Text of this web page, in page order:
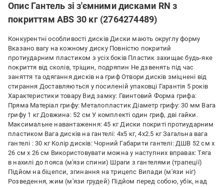
Опис Гантель зі з'ємними дисками RN з
покриттям ABS 30 кг (2764274489)
Конкурентні особливості дисків Диски мають округлу форму
Вказано вагу на кожному диску Повністю покритий
протиударним пластиком з усіх боків Пластик захищає будь-яке
покриття від сколів, тріщин, подряпин Не дзвенять під час
заняття та одягання дисків на гриф Отвори дисків зміцнені від
стирання Доставляються у посиленій упаковці Гарантія 5 років
Характеристики товару Вид замку: Гвинтовий Форма грифа:
Пряма Матеріал грифу: Металопластик Діаметр грифу: 30 мм Вага
грифу 1 кг Довжина: 52 см У комплекті один гриф, дві гайки.
Максимальне навантаження: 45 кг Диски покриті протиударним
пластиком Вага дисків на гантелі: 4х5 кг, 4х2.5 кг Загальна вага
гантелі : 30 кг Колір дисків: Чорний Габарити гантелі: ДШВ 52 см х
26 см х 26 см Використовувати можна у наступних вправах: Тяга
в нахилі до пояса (м'язи спини) Шраги з гантелями (трапеції)
Підйом на біцепси, згинання на трицепс Випади (м'язи ніг)
Розведення, жим (м'язи грудей) Підйом перед собою, убік, над